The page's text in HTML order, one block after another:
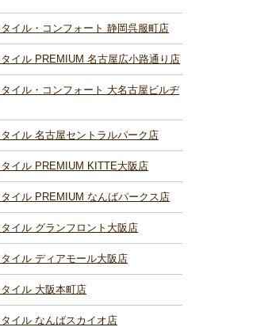
イル・コンフォート 静岡呉服町店
イル PREMIUM 名古屋広小路通り店
イル・コンフォート 大名古屋ビルヂ
イル 名古屋セントラルパーク店
イル PREMIUM KITTE大阪店
イル PREMIUM なんばパークス店
イル グランフロント大阪店
イル ディアモール大阪店
イル 大阪本町店
イル なんばスカイオ店